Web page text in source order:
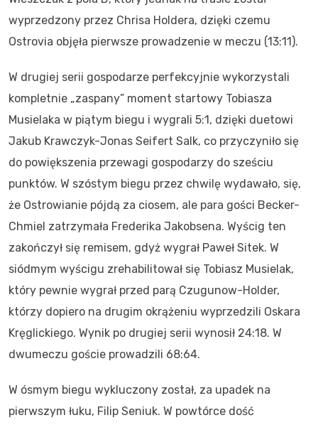
wyprzedzony przez Chrisa Holdera, dzięki czemu
Ostrovia objęła pierwsze prowadzenie w meczu (13:11).
W drugiej serii gospodarze perfekcyjnie wykorzystali
kompletnie „zaspany” moment startowy Tobiasza
Musielaka w piątym biegu i wygrali 5:1, dzięki duetowi
Jakub Krawczyk-Jonas Seifert Salk, co przyczyniło się
do powiększenia przewagi gospodarzy do sześciu
punktów. W szóstym biegu przez chwilę wydawało, się,
że Ostrowianie pójdą za ciosem, ale para gości Becker-
Chmiel zatrzymała Frederika Jakobsena. Wyścig ten
zakończył się remisem, gdyż wygrał Paweł Sitek. W
siódmym wyścigu zrehabilitował się Tobiasz Musielak,
który pewnie wygrał przed parą Czugunow-Holder,
którzy dopiero na drugim okrążeniu wyprzedzili Oskara
Kręglickiego. Wynik po drugiej serii wynosił 24:18. W
dwumeczu goście prowadzili 68:64.
W ósmym biegu wykluczony został, za upadek na
pierwszym łuku, Filip Seniuk. W powtórce dość